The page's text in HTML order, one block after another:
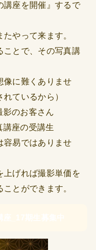
講座を開催』するで
やって来ます。
ことで、その写真講
像に難くありませ
ているから）
のお客さん
座の受講生
容易ではありませ
上げれば撮影単価を
とができます。